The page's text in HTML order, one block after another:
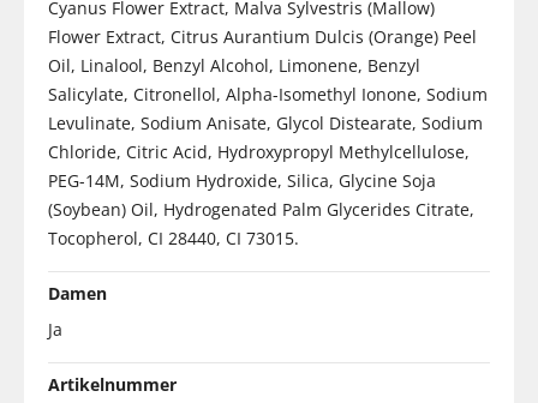
Cyanus Flower Extract, Malva Sylvestris (Mallow)
Flower Extract, Citrus Aurantium Dulcis (Orange) Peel
Oil, Linalool, Benzyl Alcohol, Limonene, Benzyl
Salicylate, Citronellol, Alpha-Isomethyl Ionone, Sodium
Levulinate, Sodium Anisate, Glycol Distearate, Sodium
Chloride, Citric Acid, Hydroxypropyl Methylcellulose,
PEG-14M, Sodium Hydroxide, Silica, Glycine Soja
(Soybean) Oil, Hydrogenated Palm Glycerides Citrate,
Tocopherol, CI 28440, CI 73015.
Damen
Ja
Artikelnummer